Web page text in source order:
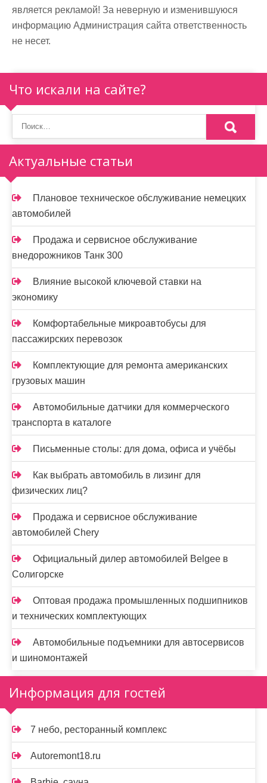
является рекламой! За неверную и изменившуюся
информацию Администрация сайта ответственность
не несет.
Что искали на сайте?
Актуальные статьи
Плановое техническое обслуживание немецких
автомобилей
Продажа и сервисное обслуживание
внедорожников Танк 300
Влияние высокой ключевой ставки на
экономику
Комфортабельные микроавтобусы для
пассажирских перевозок
Комплектующие для ремонта американских
грузовых машин
Автомобильные датчики для коммерческого
транспорта в каталоге
Письменные столы: для дома, офиса и учёбы
Как выбрать автомобиль в лизинг для
физических лиц?
Продажа и сервисное обслуживание
автомобилей Chery
Официальный дилер автомобилей Belgee в
Солигорске
Оптовая продажа промышленных подшипников
и технических комплектующих
Автомобильные подъемники для автосервисов
и шиномонтажей
Информация для гостей
7 небо, ресторанный комплекс
Autoremont18.ru